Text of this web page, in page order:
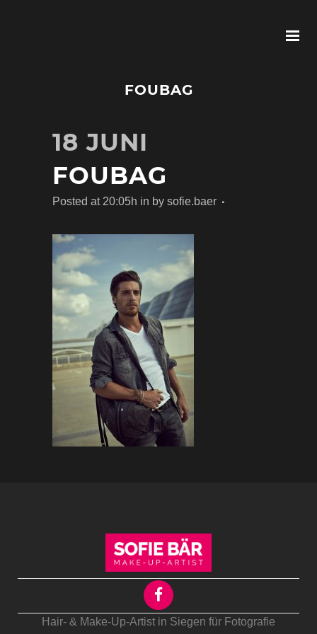
FOUBAG
18 JUNI
FOUBAG
Posted at 20:05h in by sofie.baer
Hair- & Make-Up-Artist in Siegen für Fotografie